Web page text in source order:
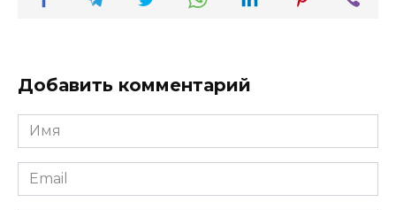
Добавить комментарий
Имя
*
Email
*